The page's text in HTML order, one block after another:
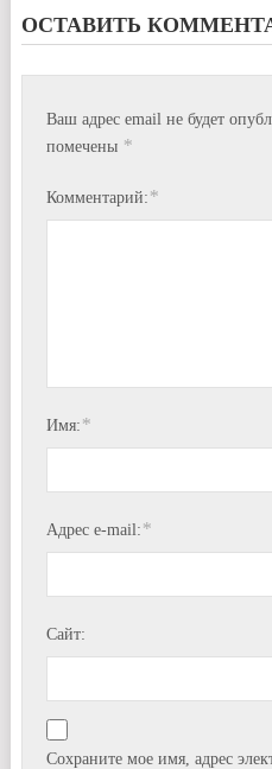
ОСТАВИТЬ
Ваш адрес email не будет
помечены *
Комментарий: *
Имя: *
Адрес e-mail: *
Сайт:
Сохраните мое имя, адрес